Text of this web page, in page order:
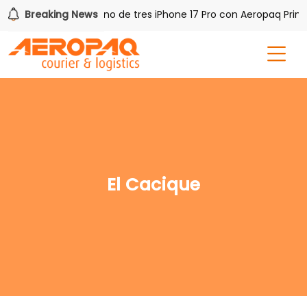
Breaking News
Gana uno de tres iPhone 17 Pro con Aeropaq Prime
El Cacique